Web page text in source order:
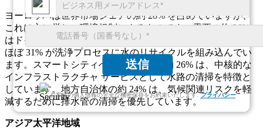
送信
お客様の個人情報の完全な機密保持をお約束いたします.プライバシー
ヨーロッパは世界市場シェアの約 28% を占めていますが、
これは主に厳しい環境規制によるものです。需要の約 36%
はドイツ、フランス、英国から来ています。プロジェクトの
ほぼ 31% が洗浄プロセスに水のリサイクルを組み込んでい
ます。スマートシティへの取り組みの約 26% は、中核的な
インフラストラクチャ サービスとして水路の清掃を特徴と
しています。地方自治体の約 24% は、気候関連リスクを軽
減するために排水管の清掃を優先しています。
アジア太平洋地域